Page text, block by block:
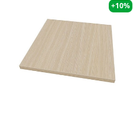
+10%